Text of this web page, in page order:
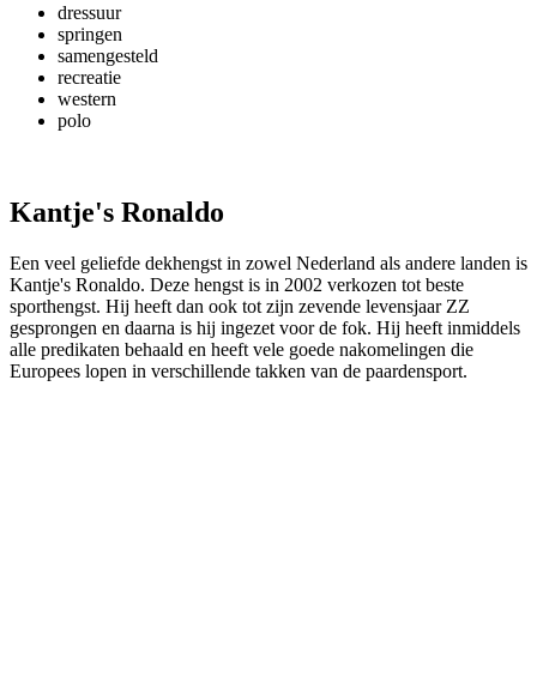
dressuur
springen
samengesteld
recreatie
western
polo
Kantje's Ronaldo
Een veel geliefde dekhengst in zowel Nederland als andere landen is
Kantje's Ronaldo. Deze hengst is in 2002 verkozen tot beste
sporthengst. Hij heeft dan ook tot zijn zevende levensjaar ZZ
gesprongen en daarna is hij ingezet voor de fok. Hij heeft inmiddels
alle predikaten behaald en heeft vele goede nakomelingen die
Europees lopen in verschillende takken van de paardensport.